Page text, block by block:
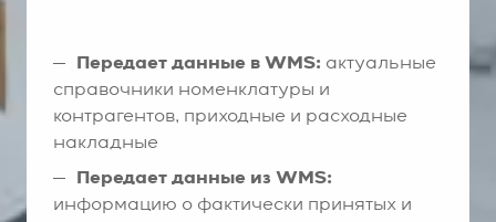
Передает данные в WMS: актуальные
справочники номенклатуры и
контрагентов, приходные и расходные
накладные
Передает данные из WMS:
информацию о фактически принятых и